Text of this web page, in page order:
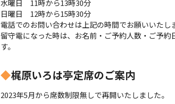
水曜日 11時から13時30分
日曜日 12時から15時30分
電話でのお問い合わせは上記の時間でお願いいたし
留守電になった時は、お名前・ご予約人数・ご予
す。
◆梶原いろは亭定席のご案内
2023年5月から席数制限無しで再開いたしました。